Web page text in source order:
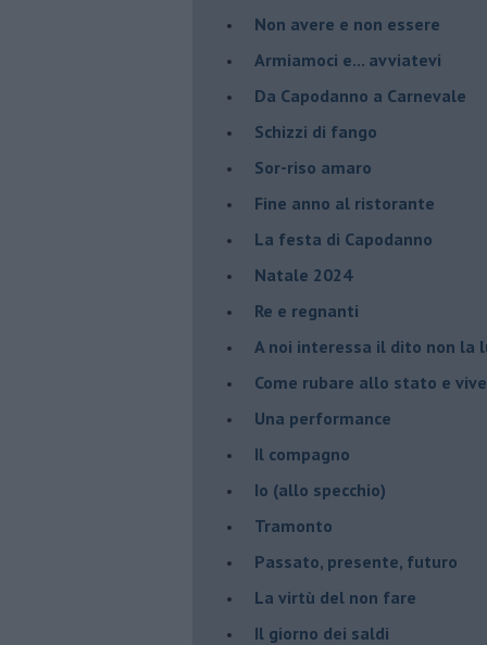
Non avere e non essere
Armiamoci e... avviatevi
Da Capodanno a Carnevale
Schizzi di fango
Sor-riso amaro
Fine anno al ristorante
La festa di Capodanno
Natale 2024
Re e regnanti
A noi interessa il dito non la
Come rubare allo stato e
Una performance
Il compagno
​Io (allo specchio)
Tramonto
Passato, presente, futuro
La virtù del non fare
Il giorno dei saldi